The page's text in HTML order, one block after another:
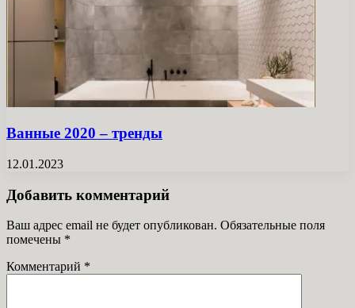
Ванные 2020 – тренды
12.01.2023
Добавить комментарий
Ваш адрес email не будет опубликован. Обязательные поля
помечены *
Комментарий *